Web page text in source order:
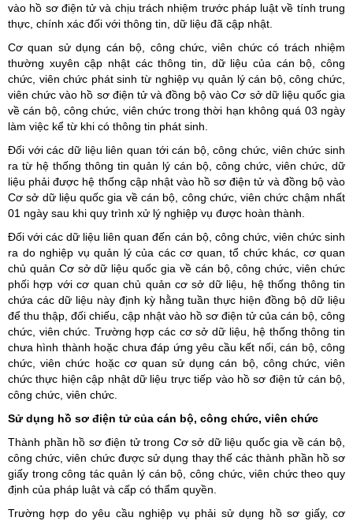
vào hồ sơ điện tử và chịu trách nhiệm trước pháp luật về tính trung
thực, chính xác đối với thông tin, dữ liệu đã cập nhật.
Cơ quan sử dụng cán bộ, công chức, viên chức có trách nhiệm
thường xuyên cập nhật các thông tin, dữ liệu của cán bộ, công
chức, viên chức phát sinh từ nghiệp vụ quản lý cán bộ, công chức,
viên chức vào hồ sơ điện tử và đồng bộ vào Cơ sở dữ liệu quốc gia
về cán bộ, công chức, viên chức trong thời hạn không quá 03 ngày
làm việc kể từ khi có thông tin phát sinh.
Đối với các dữ liệu liên quan tới cán bộ, công chức, viên chức sinh
ra từ hệ thống thông tin quản lý cán bộ, công chức, viên chức, dữ
liệu phải được hệ thống cập nhật vào hồ sơ điện tử và đồng bộ vào
Cơ sở dữ liệu quốc gia về cán bộ, công chức, viên chức chậm nhất
01 ngày sau khi quy trình xử lý nghiệp vụ được hoàn thành.
Đối với các dữ liệu liên quan đến cán bộ, công chức, viên chức sinh
ra do nghiệp vụ quản lý của các cơ quan, tổ chức khác, cơ quan
chủ quản Cơ sở dữ liệu quốc gia về cán bộ, công chức, viên chức
phối hợp với cơ quan chủ quản cơ sở dữ liệu, hệ thống thông tin
chứa các dữ liệu này định kỳ hằng tuần thực hiện đồng bộ dữ liệu
để thu thập, đối chiếu, cập nhật vào hồ sơ điện tử của cán bộ, công
chức, viên chức. Trường hợp các cơ sở dữ liệu, hệ thống thông tin
chưa hình thành hoặc chưa đáp ứng yêu cầu kết nối, cán bộ, công
chức, viên chức hoặc cơ quan sử dụng cán bộ, công chức, viên
chức thực hiện cập nhật dữ liệu trực tiếp vào hồ sơ điện tử cán bộ,
công chức, viên chức.
Sử dụng hồ sơ điện tử của cán bộ, công chức, viên chức
Thành phần hồ sơ điện tử trong Cơ sở dữ liệu quốc gia về cán bộ,
công chức, viên chức được sử dụng thay thế các thành phần hồ sơ
giấy trong công tác quản lý cán bộ, công chức, viên chức theo quy
định của pháp luật và cấp có thẩm quyền.
Trường hợp do yêu cầu nghiệp vụ phải sử dụng hồ sơ giấy, cơ